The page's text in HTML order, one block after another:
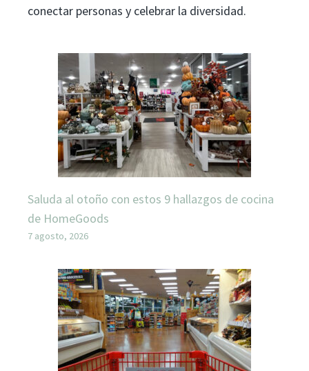
conectar personas y celebrar la diversidad.
Saluda al otoño con estos 9 hallazgos de cocina
de HomeGoods
7 agosto, 2026